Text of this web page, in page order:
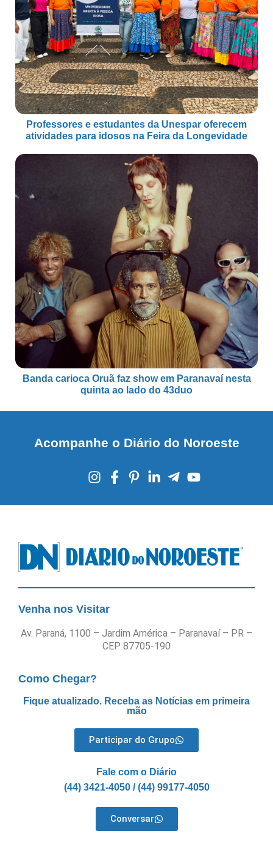
Professores e estudantes da Unespar oferecem
atividades para idosos na Feira da Longevidade
Banda carioca Oruã faz show em Paranavaí nesta
quinta ao lado do 43duo
Acompanhe o Diário do Noroeste
Venha nos Visitar
Av. Paraná, 1100 – Jardim América – Paranavaí – PR –
CEP 87705-190
Como Chegar?
Fique atualizado. Receba as Notícias em primeira
mão
Participar do Grupo
Fale com o Diário
(44) 3421-4050 / (44) 99177-4050
Conversar